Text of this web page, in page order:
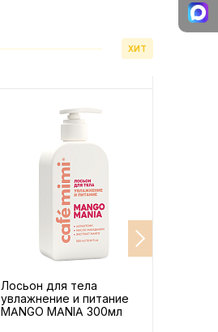
ХИТ
Лосьон для тела
увлажнение и питание
MANGO MANIA 300мл